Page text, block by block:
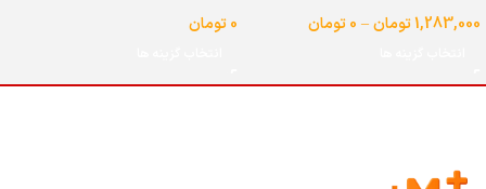
1,283,000تومان–
0تومان
0تومان